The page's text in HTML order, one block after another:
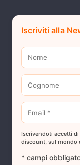
Iscriviti alla
Iscrivendoti accetti
discount, sul mondo
* campi